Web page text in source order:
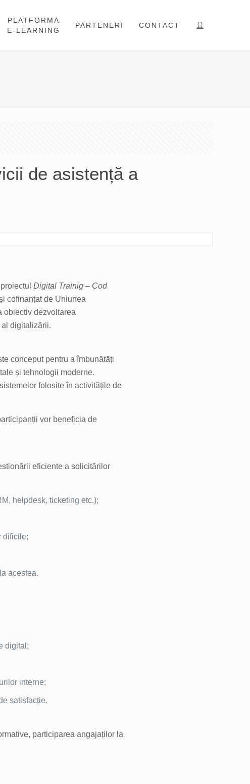
PLATFORMA
E-LEARNING
PARTENERI CONTACT
de asistență a
Digital Trainig – Cod
cofinanțat de Uniunea
obiectiv dezvoltarea
digitalizării.
conceput pentru a îmbunătăți
și tehnologii moderne.
folosite în activitățile de
vor beneficia de
eficiente a solicitărilor
helpdesk, ticketing etc.);
dificile;
acestea.
digital;
interne;
satisfacție.
participarea angajaților la